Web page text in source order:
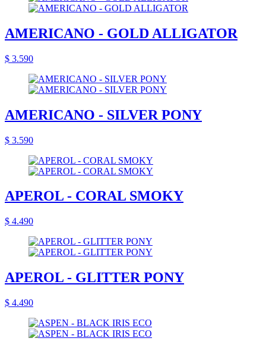
AMERICANO - GOLD ALLIGATOR
$ 3.590
AMERICANO - SILVER PONY
$ 3.590
APEROL - CORAL SMOKY
$ 4.490
APEROL - GLITTER PONY
$ 4.490